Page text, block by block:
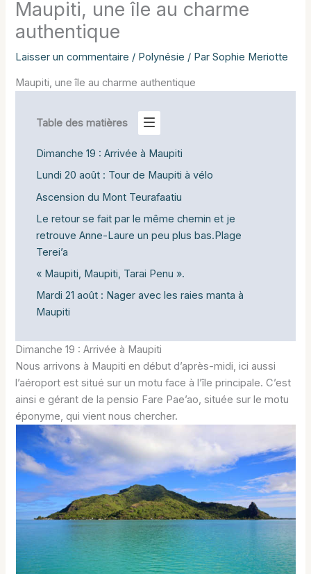
Maupiti, une île au charme
authentique
Laisser un commentaire / Polynésie / ParSophie Meriotte
Maupiti, une île au charme authentique
Table des matières
Dimanche 19 : Arrivée à Maupiti
Lundi 20 août : Tour de Maupiti à vélo
Ascension du Mont Teurafaatiu
Le retour se fait par le même chemin et je
retrouve Anne-Laure un peu plus bas.Plage
Terei’a
« Maupiti, Maupiti, Tarai Penu ».
Mardi 21 août : Nager avec les raies manta à
Maupiti
Dimanche 19 : Arrivée à Maupiti
Nous arrivons à Maupiti en début d’après-midi, ici aussi
l’aéroport est situé sur un motu face à l’île principale. C’est
ainsi e gérant de la pensio Fare Pae’ao, située sur le motu
éponyme, qui vient nous chercher.